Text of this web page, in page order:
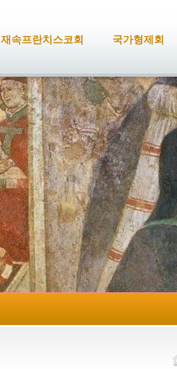
재속프란치스코회 국가형제회